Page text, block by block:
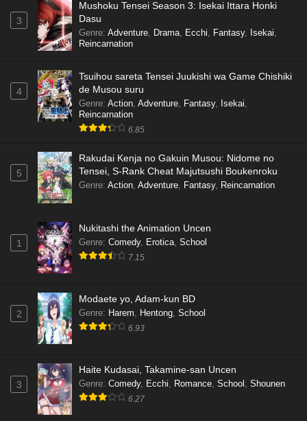
3
Mushoku Tensei Season 3: Isekai Ittara Honki
Dasu
Genre: Adventure, Drama, Ecchi, Fantasy, Isekai,
Reincarnation
4
Tsuihou sareta Tensei Juukishi wa Game Chishiki
de Musou suru
Genre: Action, Adventure, Fantasy, Isekai,
Reincarnation
6.85
5
Rakudai Kenja no Gakuin Musou: Nidome no
Tensei, S-Rank Cheat Majutsushi Boukenroku
Genre: Action, Adventure, Fantasy, Reincarnation
1
Nukitashi the Animation Uncen
Genre: Comedy, Erotica, School
7.15
2
Modaete yo, Adam-kun BD
Genre: Harem, Hentong, School
6.93
3
Haite Kudasai, Takamine-san Uncen
Genre: Comedy, Ecchi, Romance, School , Shounen
6.27